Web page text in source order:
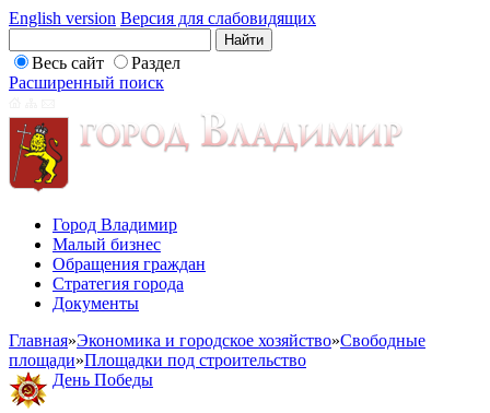
English version Версия для слабовидящих
Весь сайт
Раздел
Расширенный поиск
Город Владимир
Малый бизнес
Обращения граждан
Стратегия города
Документы
Главная»Экономика и городское хозяйство»Свободные
площади»Площадки под строительство
День Победы